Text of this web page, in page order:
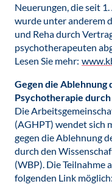
Neuerungen, die seit
wurde unter anderem
und Reha durch
psychotherapeuten
Lesen Sie mehr:
Gegen die Ablehnung
Psychotherapie
Die
(AGHPT) wendet sich
gegen die Ablehnung
durch den
(WBP). Die Teilnahme
folgenden Link möglich: